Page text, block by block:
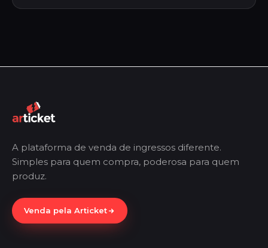
A plataforma de venda de ingressos diferente.
Simples para quem compra, poderosa para quem
produz.
Venda pela Articket